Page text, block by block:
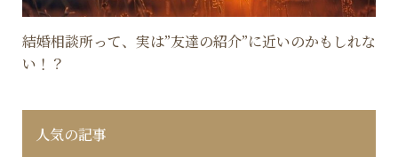
結婚相談所って、実は”友達の紹介”に近いのかもしれな
い！？
人気の記事